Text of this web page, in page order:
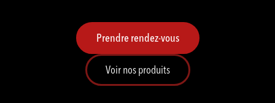
Prendre rendez-vous
Voir nos produits